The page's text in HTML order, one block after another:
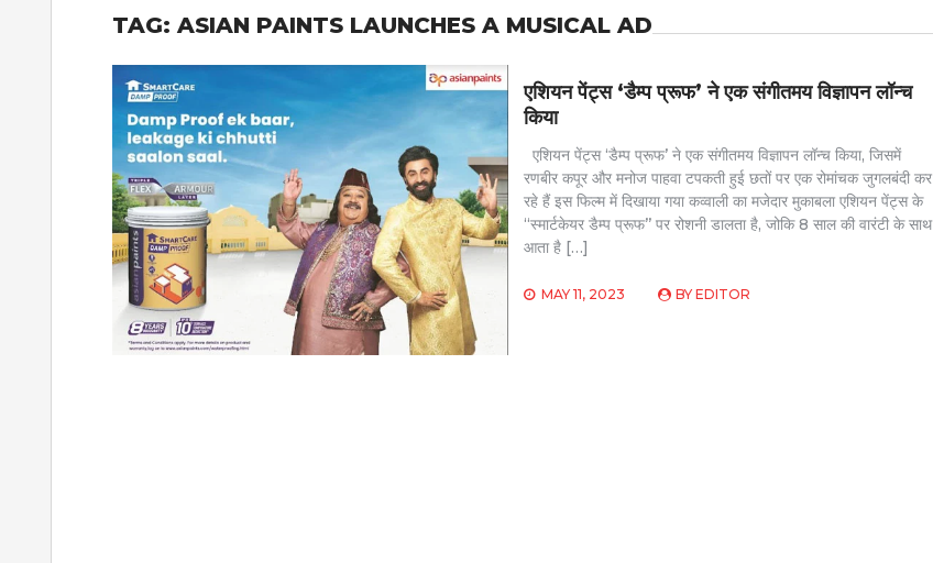
TAG: ASIAN PAINTS LAUNCHES A MUSICAL AD
एशियन पेंट्स ‘डैम्‍प प्रूफ’ ने एक संगीतमय विज्ञापन लॉन्‍च
किया
एशियन पेंट्स ‘डैम्‍प प्रूफ’ ने एक संगीतमय विज्ञापन लॉन्‍च किया,‍ जिसमें
रणबीर कपूर और मनोज पाहवा टपकती हुई छतों पर एक रोमांचक जुगलबंदी कर
रहे हैं इस फिल्‍म में दिखाया गया कव्‍वाली का मजेदार मुकाबला एशियन पेंट्स के
“स्‍मार्टकेयर डैम्‍प प्रूफ’’ पर रोशनी डालता है, जोकि 8 साल की वारंटी के साथ
आता है […]
MAY 11, 2023 BY EDITOR